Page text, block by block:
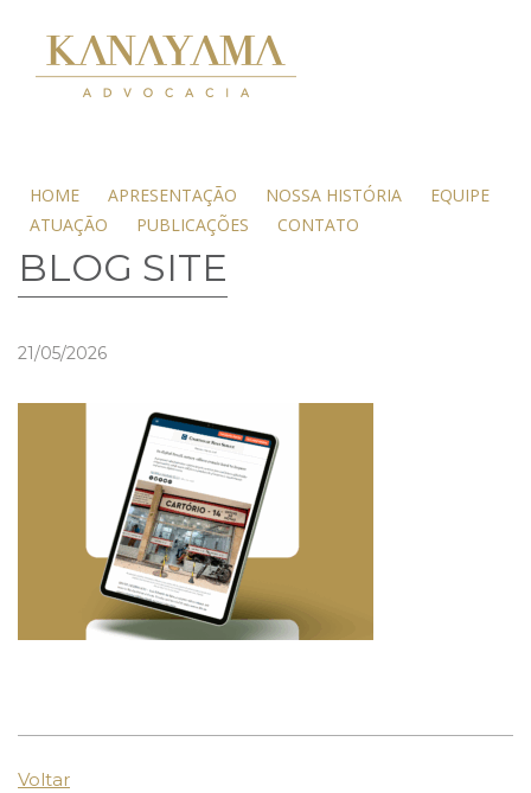
HOME APRESENTAÇÃO NOSSA HISTÓRIA
EQUIPE
ATUAÇÃO
PUBLICAÇÕES CONTATO
BLOG SITE
21/05/2026
Voltar